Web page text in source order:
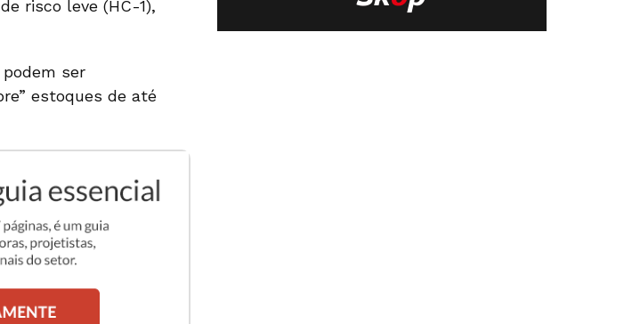
risco leve (HC-1),
ser
estoques de até